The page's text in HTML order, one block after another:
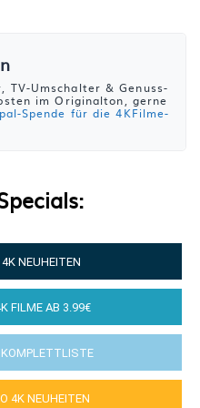
TV-Umschalter & Genuss-
im Originalton, gerne
Spende für die 4KFilme-
NEUHEITEN
FILME AB 3.99€
KOMPLETTLISTE
4K NEUHEITEN